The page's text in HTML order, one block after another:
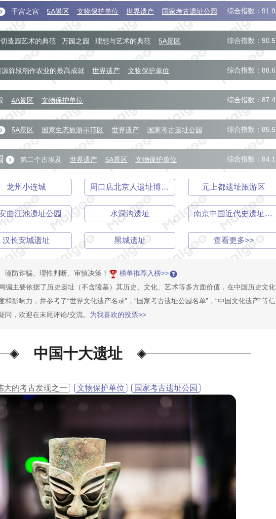
千宫之宫 5A景区 文物保护单位 世界遗产 国家考古遗址公园 综合指数：91.9
造园艺术的典范 万园之园 理想与艺术的典范 5A景区
区 国家考古遗址公园
综合指数：90.5
阶段稻作农业的最高成就 世界遗产 文物保护单位 综合指数：88.6
4A景区 文物保护单位 综合指数：87.4
5A景区 国家生态旅游示范区 世界遗产 国家考古遗址公园 综合指数：85.5
第二个古埃及 世界遗产 5A景区 文物保护单位 综合指数：84.1
龙州小连城 周口店北京人遗址博物馆 元上都遗址旅游区
曲江池遗址公园 水洞沟遗址 南京中国近代史遗址博物馆
汉长安城遗址 黑城遗址 查看更多>>
防诈骗、理性判断、审慎决策！
榜单推荐入榜>>
编主要依据了历史遗址（不含陵墓）其历史、文化、艺术等多方面价值，在中国历史文化
影响力，并参考了“世界文化遗产名录”，“国家考古遗址公园名单”，“中国文化遗产”等信
，欢迎在末尾评论/交流。 为我喜欢的投票>>
中国十大遗址
大的考古发现之一 文物保护单位 国家考古遗址公园